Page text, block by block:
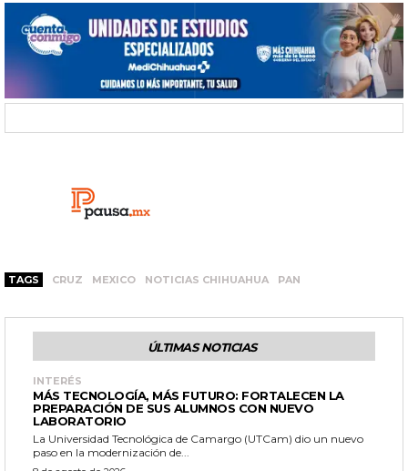
TAGS CRUZ MEXICO NOTICIAS CHIHUAHUA PAN
ÚLTIMAS NOTICIAS
INTERÉS
MÁS TECNOLOGÍA, MÁS FUTURO: FORTALECEN LA
PREPARACIÓN DE SUS ALUMNOS CON NUEVO
LABORATORIO
La Universidad Tecnológica de Camargo (UTCam) dio un nuevo
paso en la modernización de...